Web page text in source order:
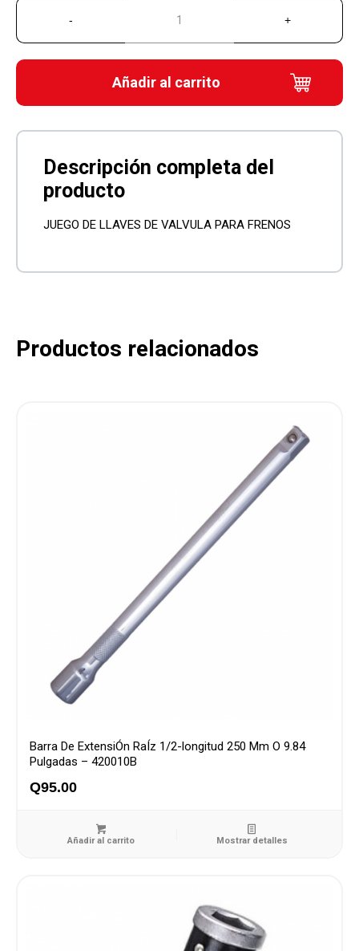
Añadir al carrito
JUEGO DE LLAVES DE VALVULA PARA FRENOS
Productos relacionados
Barra De ExtensiÓn RaÍz 1/2-longitud 250 Mm O 9.84
Pulgadas – 420010B
Q95.00
Añadir al carrito Mostrar detalles